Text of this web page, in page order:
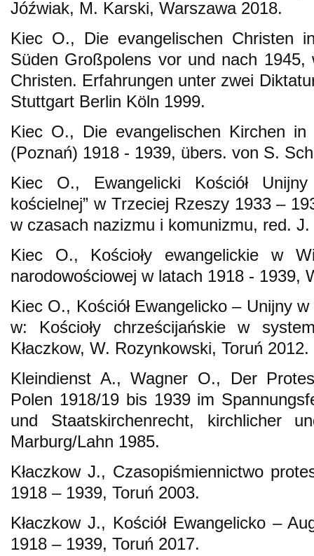
Jóźwiak, M. Karski, Warszawa 2018.
Kiec O., Die evangelischen Christen
Süden Großpolens vor und nach 1945,
Christen. Erfahrungen unter zwei
Stuttgart Berlin Köln 1999.
Kiec O., Die evangelischen Kirchen
(Poznań) 1918 - 1939, übers. von S.
Kiec O., Ewangelicki Kościół
kościelnej” w Trzeciej Rzeszy 1933 –
w czasach nazizmu i komunizmu, red. J.
Kiec O., Kościoły ewangelickie w
narodowościowej w latach 1918 - 1939,
Kiec O., Kościół Ewangelicko – Unijny
w: Kościoły chrześcijańskie w
Kłaczkow, W. Rozynkowski, Toruń 2012.
Kleindienst A., Wagner O., Der
Polen 1918/19 bis 1939 im
und Staatskirchenrecht, kirchlicher
Marburg/Lahn 1985.
Kłaczkow J., Czasopiśmiennictwo
1918 – 1939, Toruń 2003.
Kłaczkow J., Kościół Ewangelicko –
1918 – 1939, Toruń 2017.